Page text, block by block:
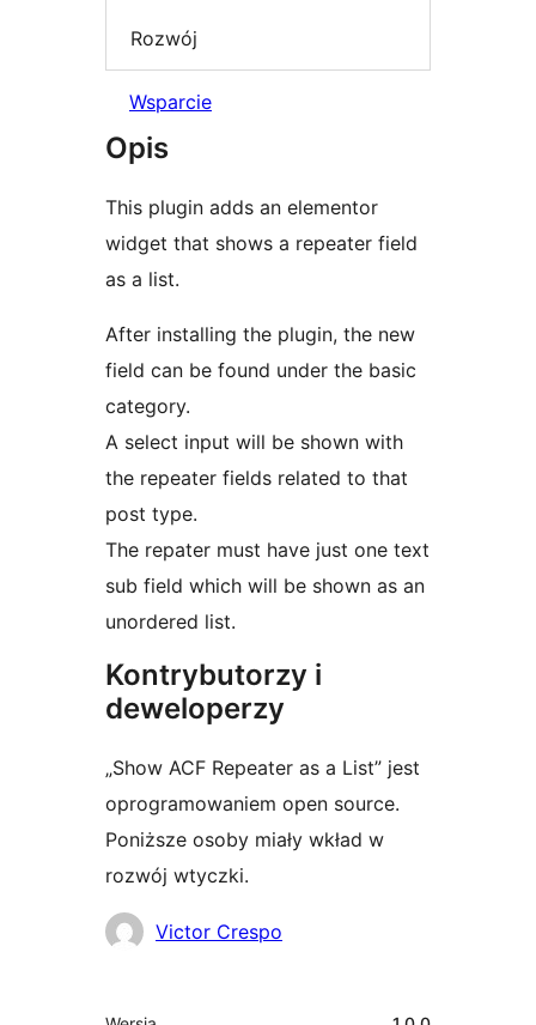
Rozwój
Wsparcie
Opis
This plugin adds an elementor
widget that shows a repeater field
as a list.
After installing the plugin, the new
field can be found under the basic
category.
A select input will be shown with
the repeater fields related to that
post type.
The repater must have just one text
sub field which will be shown as an
unordered list.
Kontrybutorzy i
deweloperzy
„Show ACF Repeater as a List” jest
oprogramowaniem open source.
Poniższe osoby miały wkład w
rozwój wtyczki.
Zaangażowani
Victor Crespo
Meta